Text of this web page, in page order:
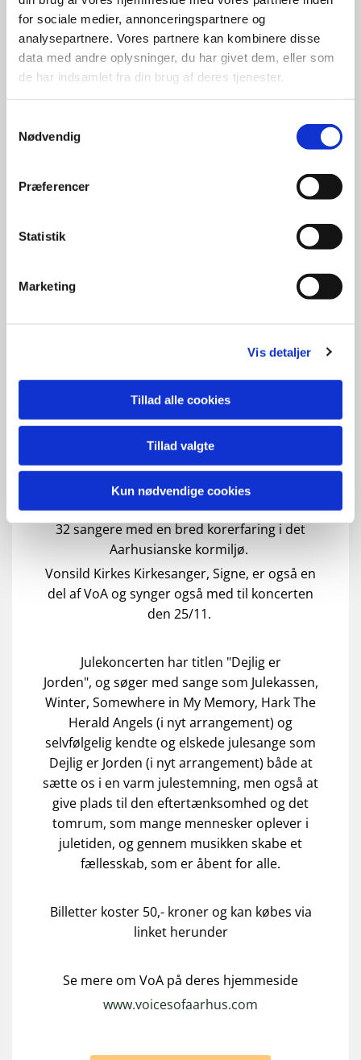
for sociale medier, annonceringspartnere og
analysepartnere. Vores partnere kan kombinere disse
data med andre oplysninger, du har givet dem, eller som
de har indsamlet fra din brug af deres tjenester.
Nødvendig
Præferencer
Statistik
Marketing
Vis detaljer
Tillad alle cookies
Tillad valgte
Kun nødvendige cookies
Onsdag den 25/11 kl.19.30 i Vonsild Kirke
VoA - Voices of Aarhus er et semiproffessionelt
rytmisk a cappella kor fra Århus, opstartet i
november 2025.
Koret ledes af Tine Friis-Ronsfeld og består at
32 sangere med en bred korerfaring i det
Aarhusianske kormiljø.
Vonsild Kirkes Kirkesanger, Signe, er også en
del af VoA og synger også med til koncerten
den 25/11.
Julekoncerten har titlen "Dejlig er
Jorden", og søger med sange som Julekassen,
Winter, Somewhere in My Memory, Hark The
Herald Angels (i nyt arrangement) og
selvfølgelig kendte og elskede julesange som
Dejlig er Jorden (i nyt arrangement) både at
sætte os i en varm julestemning, men også at
give plads til den eftertænksomhed og det
tomrum, som mange mennesker oplever i
juletiden, og gennem musikken skabe et
fællesskab, som er åbent for alle.
Billetter koster 50,- kroner og kan købes via
linket herunder
Se mere om VoA på deres hjemmeside
www.voicesofaarhus.com